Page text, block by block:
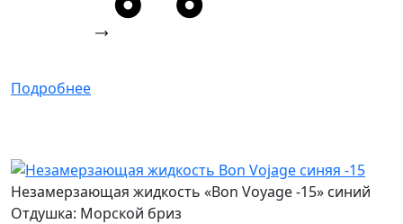
Подробнее
Незамерзающая жидкость «Bon Voyage -15» синий
Отдушка: Морской бриз